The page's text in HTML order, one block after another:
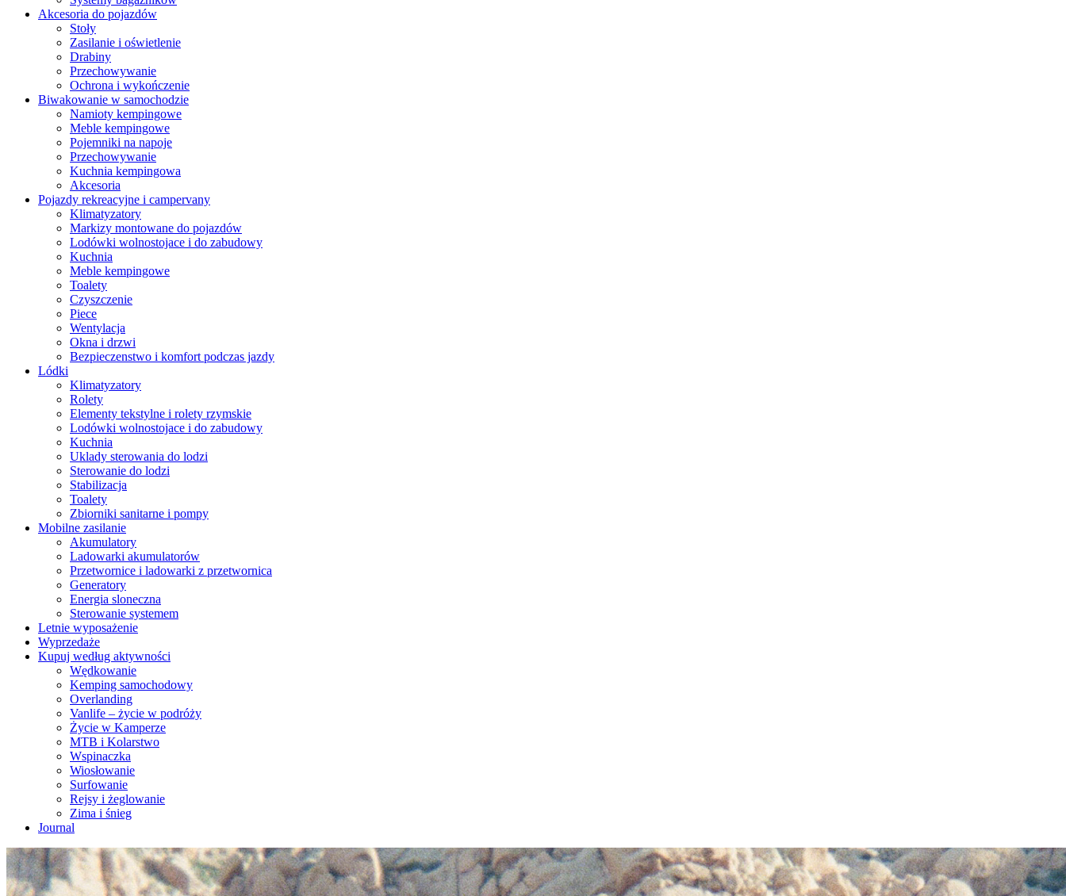
Akcesoria do pojazdów
Stoły
Zasilanie i oświetlenie
Drabiny
Przechowywanie
Ochrona i wykończenie
Biwakowanie w samochodzie
Namioty kempingowe
Meble kempingowe
Pojemniki na napoje
Przechowywanie
Kuchnia kempingowa
Akcesoria
Pojazdy rekreacyjne i campervany
Klimatyzatory
Markizy montowane do pojazdów
Lodówki wolnostojace i do zabudowy
Kuchnia
Meble kempingowe
Toalety
Czyszczenie
Piece
Wentylacja
Okna i drzwi
Bezpieczenstwo i komfort podczas jazdy
Lódki
Klimatyzatory
Rolety
Elementy tekstylne i rolety rzymskie
Lodówki wolnostojace i do zabudowy
Kuchnia
Uklady sterowania do lodzi
Sterowanie do lodzi
Stabilizacja
Toalety
Zbiorniki sanitarne i pompy
Mobilne zasilanie
Akumulatory
Ladowarki akumulatorów
Przetwornice i ladowarki z przetwornica
Generatory
Energia sloneczna
Sterowanie systemem
Letnie wyposażenie
Wyprzedaże
Kupuj według aktywności
Wędkowanie
Kemping samochodowy
Overlanding
Vanlife – życie w podróży
Życie w Kamperze
MTB i Kolarstwo
Wspinaczka
Wiosłowanie
Surfowanie
Rejsy i żeglowanie
Zima i śnieg
Journal